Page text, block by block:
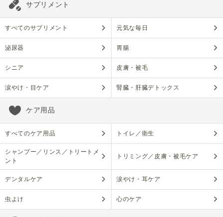
サプリメント
すべてのサプリメント 元気な毎日
泌尿器 胃腸
シニア 皮膚・被毛
涙やけ・目ケア 腎臓・肝臓デトックス
ケア用品
すべてのケア用品 トイレ／衛生
シャンプー／リンス／トリートメ
ント
トリミング／皮膚・被毛ケア
デンタルケア 涙やけ・耳ケア
虫よけ 心のケア